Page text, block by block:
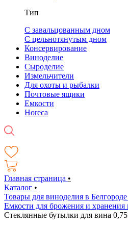
Тип
С завальцованным дном
С цельнотянутым дном
Консервирование
Виноделие
Сыроделие
Измельчители
Для охоты и рыбалки
Почтовые ящики
Емкости
Horeca
Главная страница •
Каталог •
Товары для виноделия в Белгороде
Емкости для брожения и хранения
Стеклянные бутылки для вина